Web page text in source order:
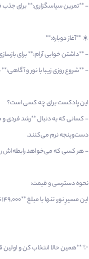
- **تمرین سپاسگزاری:** برای جذب
☀️ **آغاز دوباره:**
- **داشتن خوابی آرام:** برای
- **شروع روزی زیبا با نور و
این پادکست برای چه کسی است؟
- کسانی که به دنبال **رشد
دست‌وپنجه نرم می‌کنند.
- هر کسی که می‌خواهد رابطه‌اش را
نحوه دسترسی و قیمت:
این مسیرِ نور، تنها با مبلغ **۱۴۹,۰۰۰ تومان** در اختیار تو قرار می‌گیرد.
✨ **همین حالا انتخاب کن و اولین